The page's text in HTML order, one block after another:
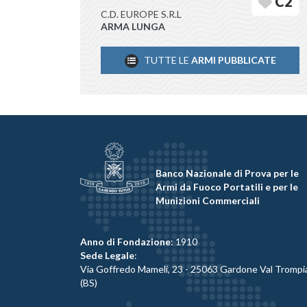
C.D. EUROPE S.R.L
ARMA LUNGA
TUTTE LE ARMI PUBBLICATE
Banco Nazionale di Prova per le
Armi da Fuoco Portatili e per le
Munizioni Commerciali
Anno di Fondazione: 1910
Sede Legale:
Via Goffredo Mameli, 23 - 25063 Gardone Val
(BS)